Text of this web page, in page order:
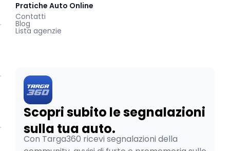
Pratiche Auto Online
Contatti
Blog
Lista agenzie
Scopri subito le segnalazioni
sulla tua auto.
Con Targa360 ricevi segnalazioni della